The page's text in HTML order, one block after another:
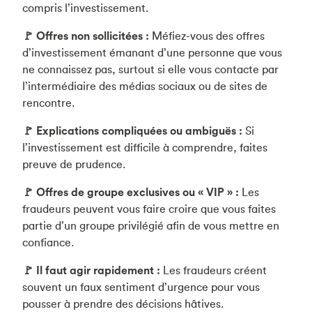
compris l’investissement.
🚩 Offres non sollicitées : Méfiez-vous des offres
d’investissement émanant d’une personne que vous
ne connaissez pas, surtout si elle vous contacte par
l’intermédiaire des médias sociaux ou de sites de
rencontre.
🚩 Explications compliquées ou ambiguës : Si
l’investissement est difficile à comprendre, faites
preuve de prudence.
🚩 Offres de groupe exclusives ou « VIP » : Les
fraudeurs peuvent vous faire croire que vous faites
partie d’un groupe privilégié afin de vous mettre en
confiance.
🚩 Il faut agir rapidement : Les fraudeurs créent
souvent un faux sentiment d’urgence pour vous
pousser à prendre des décisions hâtives.